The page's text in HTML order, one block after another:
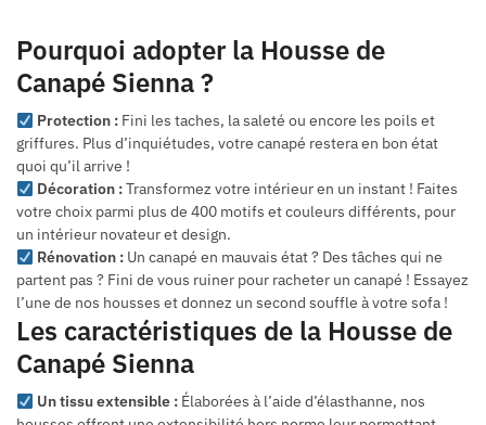
Pourquoi adopter la Housse de
Canapé Sienna ?
Protection :Fini les taches, la saleté ou encore les poils et
griffures. Plus d’inquiétudes, votre canapé restera en bon état
quoi qu’il arrive !
Décoration :Transformez votre intérieur en un instant ! Faites
votre choix parmi plus de 400 motifs et couleurs différents, pour
un intérieur novateur et design.
Rénovation :Un canapé en mauvais état ? Des tâches qui ne
partent pas ? Fini de vous ruiner pour racheter un canapé ! Essayez
l’une de nos housses et donnez un second souffle à votre sofa !
Les caractéristiques de la Housse de
Canapé Sienna
Un tissu extensible :Élaborées à l’aide d’élasthanne, nos